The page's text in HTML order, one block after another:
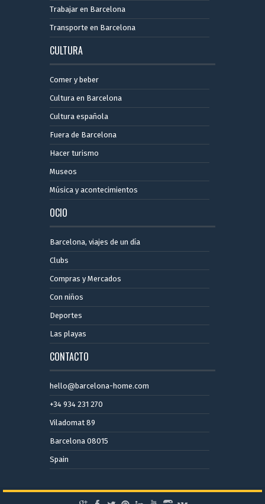
Trabajar en Barcelona
Transporte en Barcelona
CULTURA
Comer y beber
Cultura en Barcelona
Cultura española
Fuera de Barcelona
Hacer turismo
Museos
Música y acontecimientos
OCIO
Barcelona, ​​viajes de un día
Clubs
Compras y Mercados
Con niños
Deportes
Las playas
CONTACTO
hello@barcelona-home.com
+34 934 231 270
Viladomat 89
Barcelona 08015
Spain